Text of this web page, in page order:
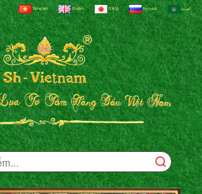
Tiếng Việt English 日本語 Русский العربية